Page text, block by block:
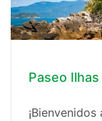
Paseo